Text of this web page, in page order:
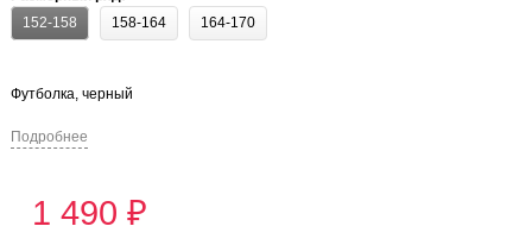
152-158
158-164 164-170
Футболка, черный
Подробнее
1 490 ₽